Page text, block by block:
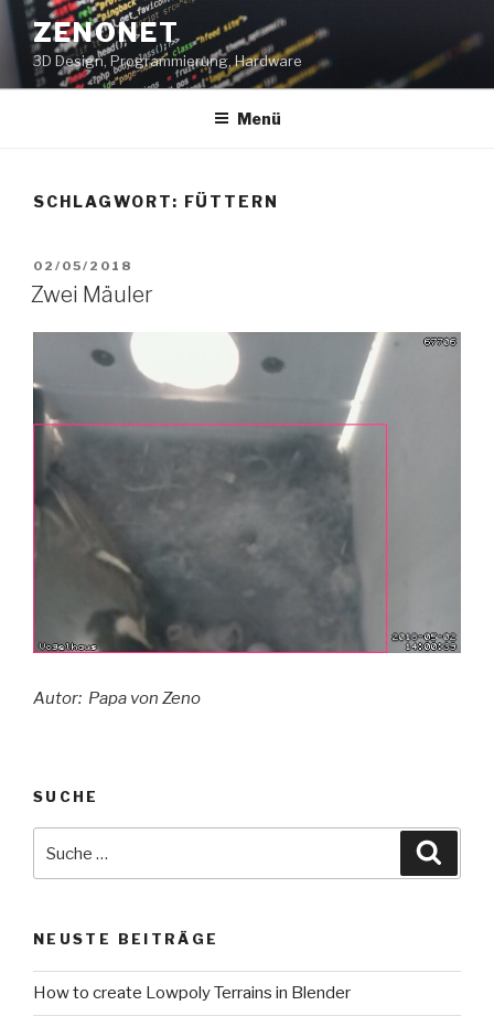
Zum
Inhalt
springen
ZENONET
3D Design, Programmierung, Hardware
Menü
SCHLAGWORT: FÜTTERN
VERÖFFENTLICHT
AM
02/05/2018
Zwei Mäuler
Autor: Papa von Zeno
SUCHE
nach:
NEUSTE BEITRÄGE
How to create Lowpoly Terrains in Blender